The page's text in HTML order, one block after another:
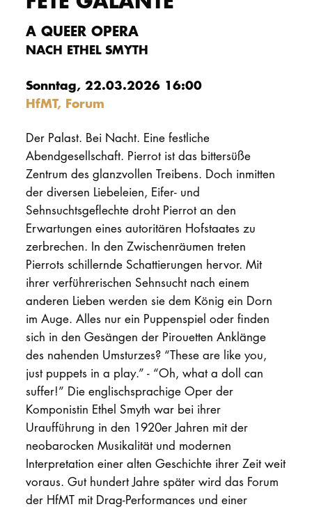
A QUEER OPERA
NACH ETHEL SMYTH
Sonntag, 22.03.2026 16:00
HfMT, Forum
Der Palast. Bei Nacht. Eine festliche
Abendgesellschaft. Pierrot ist das bittersüße
Zentrum des glanzvollen Treibens. Doch inmitten
der diversen Liebeleien, Eifer- und
Sehnsuchtsgeflechte droht Pierrot an den
Erwartungen eines autoritären Hofstaates zu
zerbrechen. In den Zwischenräumen treten
Pierrots schillernde Schattierungen hervor. Mit
ihrer verführerischen Sehnsucht nach einem
anderen Lieben werden sie dem König ein Dorn
im Auge. Alles nur ein Puppenspiel oder finden
sich in den Gesängen der Pirouetten Anklänge
des nahenden Umsturzes? “These are like you,
just puppets in a play.” - “Oh, what a doll can
suffer!” Die englischsprachige Oper der
Komponistin Ethel Smyth war bei ihrer
Uraufführung in den 1920er Jahren mit der
neobarocken Musikalität und modernen
Interpretation einer alten Geschichte ihrer Zeit weit
voraus. Gut hundert Jahre später wird das Forum
der HfMT mit Drag-Performances und einer